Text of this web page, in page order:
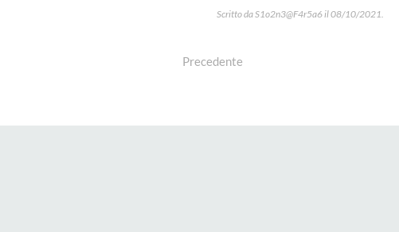
Scritto daS1o2n3@F4r5a6il08/10/2021.
Precedente